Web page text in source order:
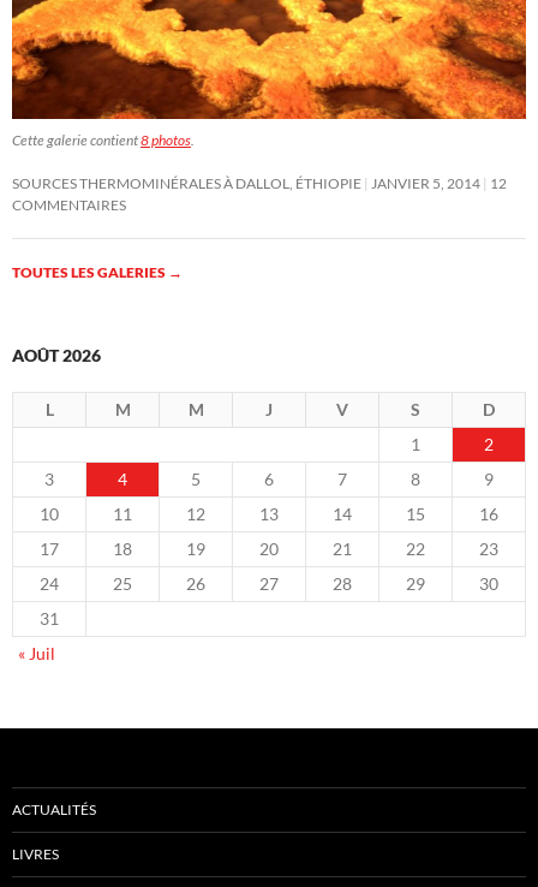
Cette galerie contient8 photos
SOURCES THERMOMINÉRALES À DALLOL, ÉTHIOPIE JANVIER 5, 2014 12
COMMENTAIRES
TOUTES LES GALERIES →
AOÛT 2026
L M M J V S
D
1
2
3
4 5 6 7 8
9
10
11 12 13 14 15
16
17
18 19 20 21 22
23
24
25 26 27 28 29
30
31
« Juil
ACTUALITÉS
LIVRES